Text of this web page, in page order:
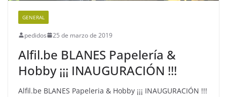
GENERAL
pedidos 25 de marzo de 2019
Alfil.be BLANES Papelería &
Hobby ¡¡¡ INAUGURACIÓN !!!
Alfil.be BLANES Papeleria & Hobby ¡¡¡ INAUGURACIÓN !!!